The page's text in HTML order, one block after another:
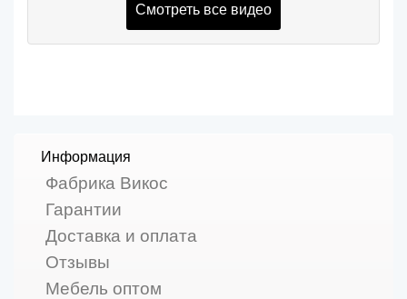
Смотреть все видео
Информация
Фабрика Викос
Гарантии
Доставка и оплата
Отзывы
Мебель оптом